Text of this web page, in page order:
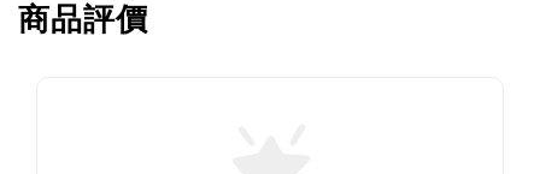
商品評價